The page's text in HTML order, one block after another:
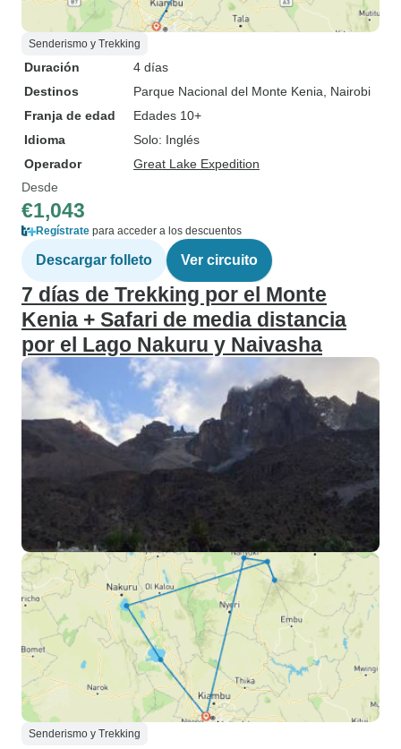
Senderismo y Trekking
Duración
4 días
Destinos
Parque Nacional del Monte Kenia , Nairobi
Franja de edad
Edades 10+
Idioma
Solo: Inglés
Operador
Great Lake Expedition
Desde
€1,043
Regístrate para acceder a los descuentos
Descargar folleto Ver circuito
7 días de Trekking por el Monte
Kenia + Safari de media distancia
por el Lago Nakuru y Naivasha
Senderismo y Trekking